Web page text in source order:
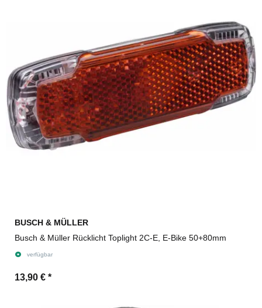
BUSCH & MÜLLER
Busch & Müller Rücklicht Toplight 2C-E, E-Bike 50+80mm
verfügbar
13,90 € *